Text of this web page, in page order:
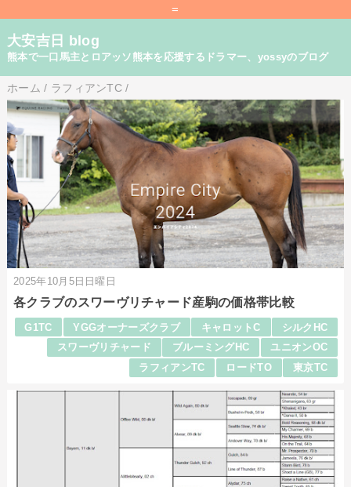
=
大安吉日 blog
熊本で一口馬主とロアッソ熊本を応援するドラマー、yossyのブログ
ホーム / ラフィアンTC /
2025年10月5日日曜日
各クラブのスワーヴリチャード産駒の価格帯比較
G1TC YGGオーナーズクラブ キャロットC
シルクHC
スワーヴリチャード
ブルーミングHC
ユニオンOC
ラフィアンTC
ロードTO 東京TC